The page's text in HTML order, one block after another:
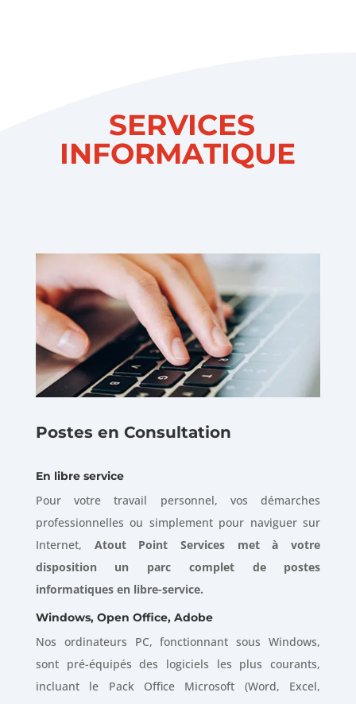
SERVICES
INFORMATIQUE
Postes en Consultation
En libre service
Pour votre travail personnel, vos démarches
professionnelles ou simplement pour naviguer sur
Internet, Atout Point Services met à votre
disposition un parc complet de postes
informatiques en libre-service.
Windows, Open Office, Adobe
Nos ordinateurs PC, fonctionnant sous Windows,
sont pré-équipés des logiciels les plus courants,
incluant le Pack Office Microsoft (Word, Excel,